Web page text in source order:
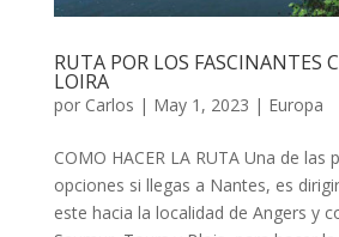
RUTA POR LOS FASCINANTES
LOIRA
por Carlos | May 1, 2023 | Europa
COMO HACER LA RUTA Una de las
opciones si llegas a Nantes, es
este hacia la localidad de Angers y